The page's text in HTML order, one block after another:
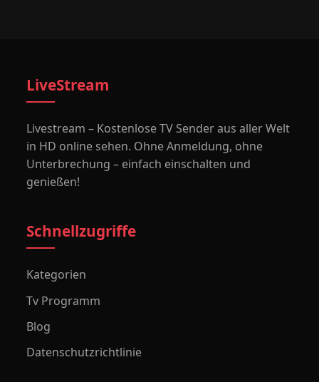
LiveStream
Livestream – Kostenlose TV Sender aus aller Welt
in HD online sehen. Ohne Anmeldung, ohne
Unterbrechung – einfach einschalten und
genießen!
Schnellzugriffe
Kategorien
Tv Programm
Blog
Datenschutzrichtlinie